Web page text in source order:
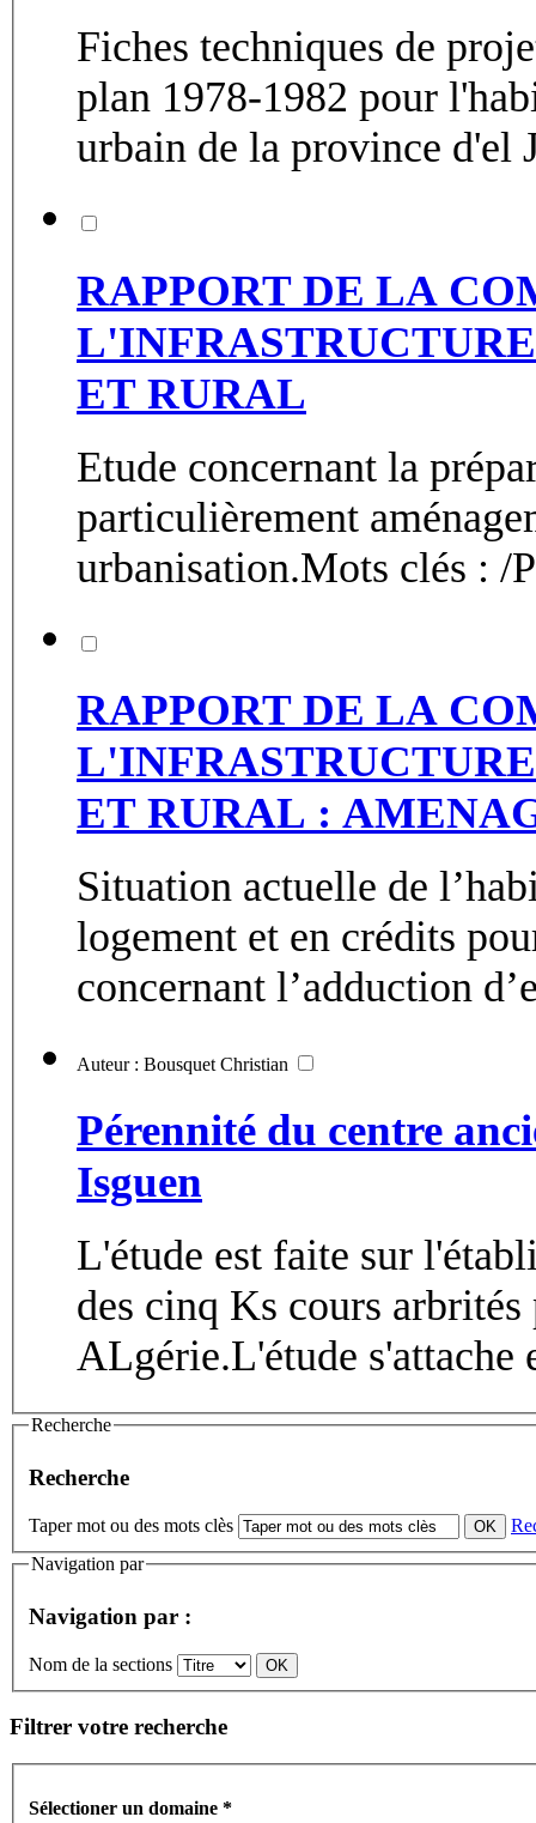
Fiches techniques de
plan 1978-1982 pour
urbain de la province d'el
RAPPORT DE LA
ET RURAL
Etude concernant la
particulièrement
urbanisation.Mots clés :
RAPPORT DE LA
ET RURAL :
Situation actuelle de
logement et en crédits
concernant l’adduction
Auteur : Bousquet Christian
Pérennité du centre
Isguen
L'étude est faite sur
des cinq Ks cours
ALgérie.L'étude s'attache
Recherche
Recherche
Taper mot ou des mots clès
Navigation par
Navigation par :
Nom de la sections
Filtrer votre recherche
Sélectioner un domaine *